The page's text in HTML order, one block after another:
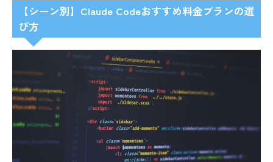
【シーン別】Claude Codeおすすめ料金プランの選
び方